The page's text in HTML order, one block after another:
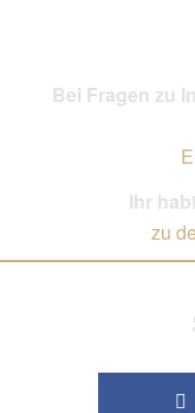
Bei Fragen zu
Ihr
zu